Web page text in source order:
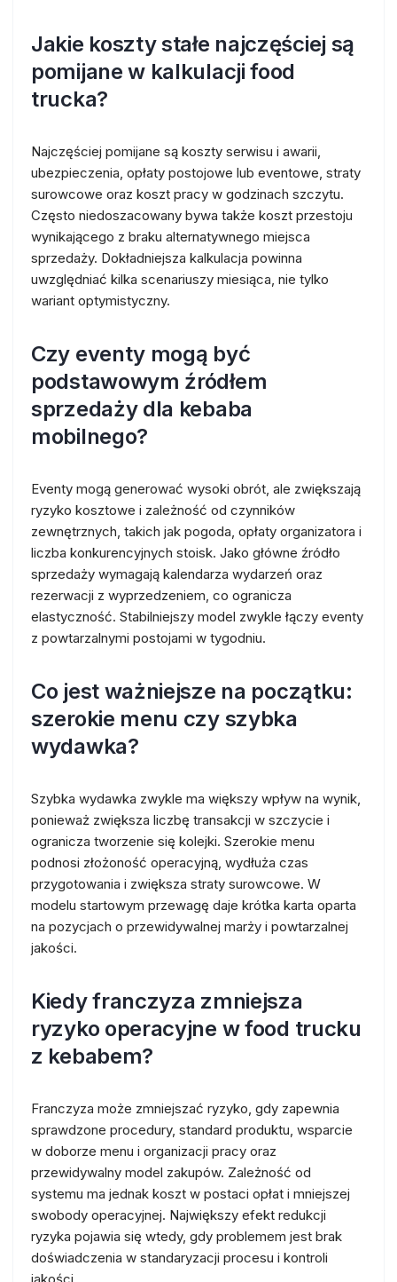
Jakie koszty stałe najczęściej są
pomijane w kalkulacji food
trucka?
Najczęściej pomijane są koszty serwisu i awarii,
ubezpieczenia, opłaty postojowe lub eventowe, straty
surowcowe oraz koszt pracy w godzinach szczytu.
Często niedoszacowany bywa także koszt przestoju
wynikającego z braku alternatywnego miejsca
sprzedaży. Dokładniejsza kalkulacja powinna
uwzględniać kilka scenariuszy miesiąca, nie tylko
wariant optymistyczny.
Czy eventy mogą być
podstawowym źródłem
sprzedaży dla kebaba
mobilnego?
Eventy mogą generować wysoki obrót, ale zwiększają
ryzyko kosztowe i zależność od czynników
zewnętrznych, takich jak pogoda, opłaty organizatora i
liczba konkurencyjnych stoisk. Jako główne źródło
sprzedaży wymagają kalendarza wydarzeń oraz
rezerwacji z wyprzedzeniem, co ogranicza
elastyczność. Stabilniejszy model zwykle łączy eventy
z powtarzalnymi postojami w tygodniu.
Co jest ważniejsze na początku:
szerokie menu czy szybka
wydawka?
Szybka wydawka zwykle ma większy wpływ na wynik,
ponieważ zwiększa liczbę transakcji w szczycie i
ogranicza tworzenie się kolejki. Szerokie menu
podnosi złożoność operacyjną, wydłuża czas
przygotowania i zwiększa straty surowcowe. W
modelu startowym przewagę daje krótka karta oparta
na pozycjach o przewidywalnej marży i powtarzalnej
jakości.
Kiedy franczyza zmniejsza
ryzyko operacyjne w food trucku
z kebabem?
Franczyza może zmniejszać ryzyko, gdy zapewnia
sprawdzone procedury, standard produktu, wsparcie
w doborze menu i organizacji pracy oraz
przewidywalny model zakupów. Zależność od
systemu ma jednak koszt w postaci opłat i mniejszej
swobody operacyjnej. Największy efekt redukcji
ryzyka pojawia się wtedy, gdy problemem jest brak
doświadczenia w standaryzacji procesu i kontroli